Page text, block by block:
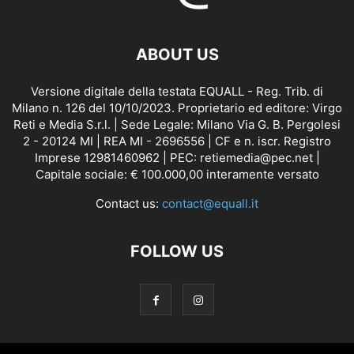
ABOUT US
Versione digitale della testata EQUALL - Reg. Trib. di
Milano n. 126 del 10/10/2023. Proprietario ed editore: Virgo
Reti e Media S.r.l. | Sede Legale: Milano Via G. B. Pergolesi
2 - 20124 MI | REA MI - 2696556 | CF e n. iscr. Registro
Imprese 12981460962 | PEC: retiemedia@pec.net |
Capitale sociale: € 100.000,00 interamente versato
Contact us: contact@equall.it
FOLLOW US